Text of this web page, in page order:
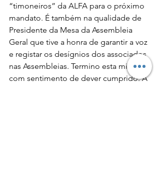
“timoneiros” da ALFA para o próximo
mandato. É também na qualidade de
Presidente da Mesa da Assembleia
Geral que tive a honra de garantir a voz
e registar os desígnios dos associados
nas Assembleias. Termino esta missão
com sentimento de dever cumprido. A